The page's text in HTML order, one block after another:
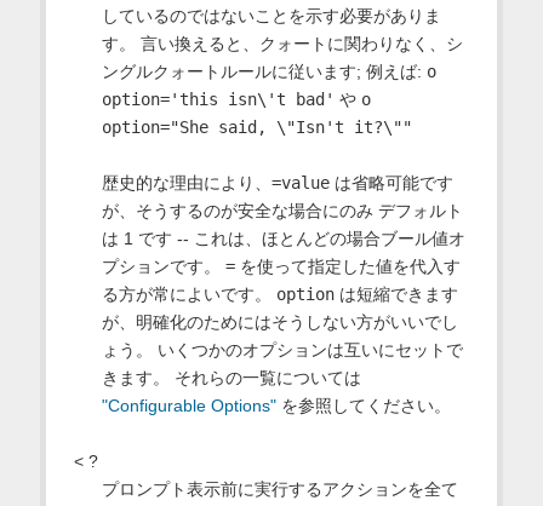
しているのではないことを示す必要がありま
す。 言い換えると、クォートに関わりなく、シ
ングルクォートルールに従います; 例えば: o
option='this isn\'t bad' や o
option="She said, \"Isn't it?\""
歴史的な理由により、 =valueは省略可能です
が、そうするのが安全な場合にのみ デフォルト
は 1 です -- これは、ほとんどの場合ブール値オ
プションです。 =を使って指定した値を代入す
る方が常によいです。 optionは短縮できます
が、明確化のためにはそうしない方がいいでし
ょう。 いくつかのオプションは互いにセットで
きます。 それらの一覧については
"Configurable Options"を参照してください。
< ?
プロンプト表示前に実行するアクションを全て